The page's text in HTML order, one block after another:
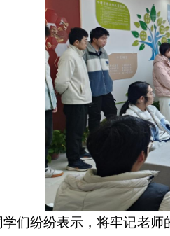
学们纷纷表示，将牢记老师